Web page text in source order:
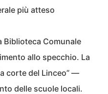
più atteso
Biblioteca Comunale
allo specchio. La
corte del Linceo” —
delle scuole locali.